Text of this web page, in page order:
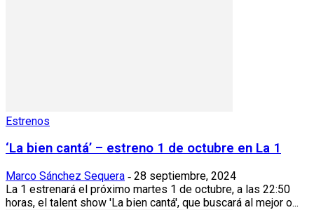
Estrenos
‘La bien cantá’ – estreno 1 de octubre en La 1
Marco Sánchez Sequera - 28 septiembre, 2024
La 1 estrenará el próximo martes 1 de octubre, a las 22:50
horas, el talent show 'La bien cantá', que buscará al mejor o...